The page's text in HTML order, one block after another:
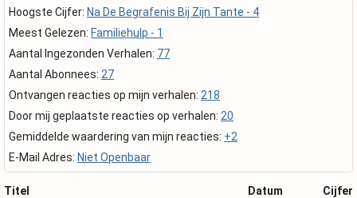
Hoogste Cijfer: Na De Begrafenis Bij Zijn Tante - 4
Meest Gelezen: Familiehulp - 1
Aantal Ingezonden Verhalen: 77
Aantal Abonnees: 27
Ontvangen reacties op mijn verhalen: 218
Door mij geplaatste reacties op verhalen: 20
Gemiddelde waardering van mijn reacties: +2
E-Mail Adres: Niet Openbaar
Titel Datum
Cijfer